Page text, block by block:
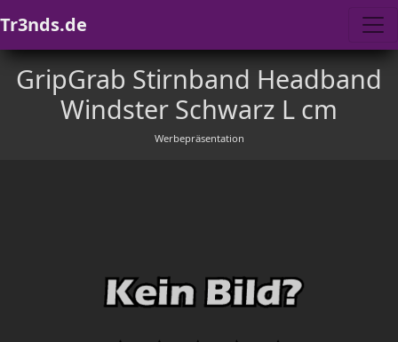
Tr3nds.de
GripGrab Stirnband Headband
Windster Schwarz L cm
Werbepräsentation